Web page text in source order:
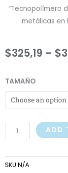
“Tecnopolímero
metálicas en
$325,19 – $
TAMAÑO
DISCO
-
PEEK
TRILOR
ARCH
PREFORM
ADD
SKU N/A